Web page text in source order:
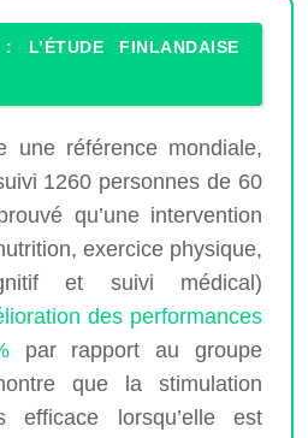
FINLANDAISE
une référence mondiale,
1260 personnes de 60
qu’une intervention
exercice physique,
et suivi médical)
des performances
par rapport au groupe
que la stimulation
efficace lorsqu’elle est